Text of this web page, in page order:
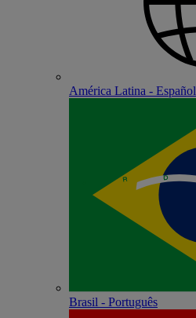
América Latina - Español
Brasil - Português